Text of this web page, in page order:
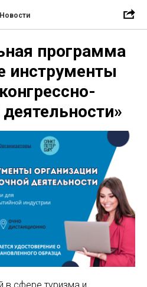
Новости
программа
инструменты
в сфере туризма и